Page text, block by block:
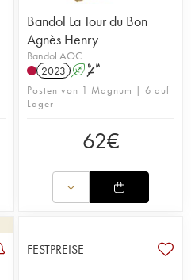
Bandol La Tour du Bon
Agnès Henry
Bandol AOC
2023 A S
Posten von 1 Magnum | 6 auf
Lager
62€
FESTPREISE